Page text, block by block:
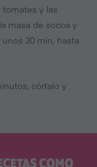
tomates y las
masa de socca y
30 min, hasta
córtalo y
COMO